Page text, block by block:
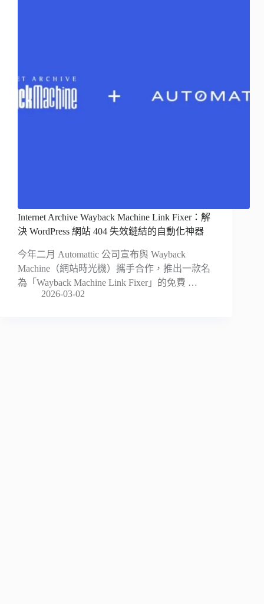
Internet Archive Wayback Machine Link Fixer：解
決 WordPress 網站 404 失效鏈結的自動化神器
今年二月 Automattic 公司宣布與 Wayback
Machine（網站時光機）攜手合作，推出一款名
為「Wayback Machine Link Fixer」的免費 …
2026-03-02